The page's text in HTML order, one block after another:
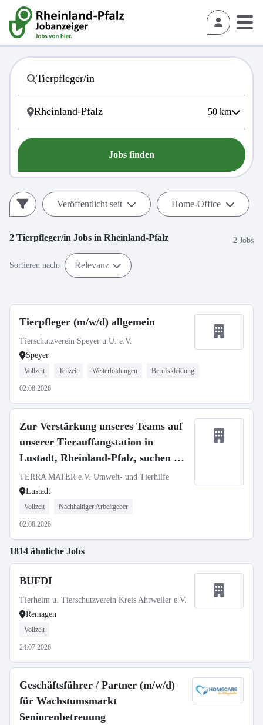
50 km
Jobs finden
Veröffentlicht seit Home-Office
2 Tierpfleger/in Jobs in Rheinland-Pfalz 2 Jobs
Sortieren nach: Relevanz
Tierpfleger (m/w/d) allgemein
Tierschutzverein Speyer u.U. e.V.
Speyer
Vollzeit Teilzeit Weiterbildungen Berufskleidung
02.08.2026
Zur Verstärkung unseres Teams auf
unserer Tierauffangstation in
Lustadt, Rheinland-Pfalz, suchen wir
eine Tierpflegekraft (m/w/d)
TERRA MATER e.V. Umwelt- und Tierhilfe
Lustadt
Vollzeit Nachhaltiger Arbeitgeber
02.08.2026
1814 ähnliche Jobs
BUFDI
Tierheim u. Tierschutzverein Kreis Ahrweiler e.V.
Remagen
Vollzeit
24.07.2026
Geschäftsführer / Partner (m/w/d)
für Wachstumsmarkt
Seniorenbetreuung